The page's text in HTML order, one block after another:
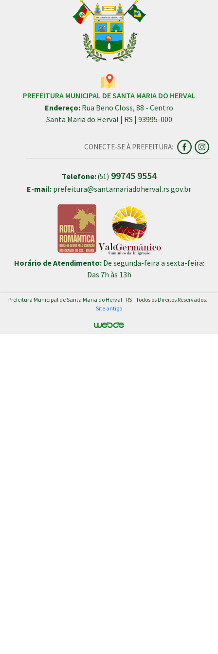
PREFEITURA MUNICIPAL DE SANTA MARIA DO HERVAL
Endereço: Rua Beno Closs, 88 - Centro
Santa Maria do Herval | RS | 93995-000
CONECTE-SE À PREFEITURA:
Telefone:(51) 99745 9554
E-mail: prefeitura@santamariadoherval.rs.gov.br
Horário de Atendimento:De segunda-feira a sexta-feira:
Das 7h às 13h
Prefeitura Municipal de Santa Maria do Herval - RS - Todos os Direitos Reservados. -
Site antigo